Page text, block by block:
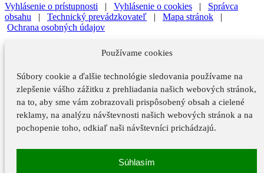
Používame cookies
Súbory cookie a ďalšie technológie sledovania používame na
zlepšenie vášho zážitku z prehliadania našich webových stránok,
na to, aby sme vám zobrazovali prispôsobený obsah a cielené
reklamy, na analýzu návštevnosti našich webových stránok a na
pochopenie toho, odkiaľ naši návštevníci prichádzajú.
Súhlasím
Vyhlásenie o prístupnosti | Vyhlásenie o cookies | Správca
obsahu | Technický prevádzkovateľ | Mapa stránok |
Ochrana osobných údajov
Vyhlásenie o cookies
Technický prevádzkovateľ|Mapa stránok|Ochrana osobných
údajov
Vyhlásenie o prístupnosti
Vyhlásenie o cookies
Správca obsahu